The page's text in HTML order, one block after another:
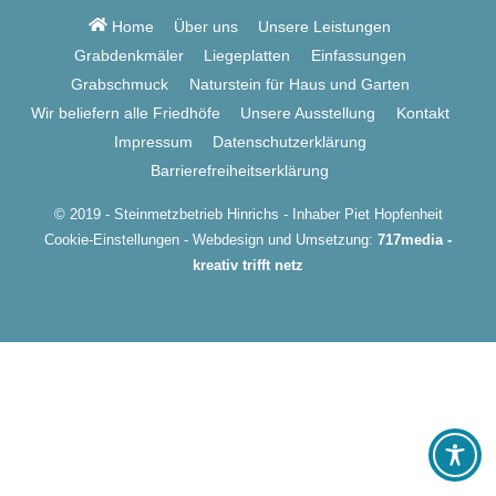
Top
Home Über uns
Unsere Leistungen
Grabdenkmäler
Liegeplatten
Einfassungen
Grabschmuck
Naturstein für Haus und Garten
Wir beliefern alle Friedhöfe
Unsere Ausstellung
Kontakt
Impressum
Datenschutzerklärung
Barrierefreiheitserklärung
© 2019 - Steinmetzbetrieb Hinrichs - Inhaber Piet Hopfenheit
Cookie-Einstellungen - Webdesign und Umsetzung: 717media -
kreativ trifft netz